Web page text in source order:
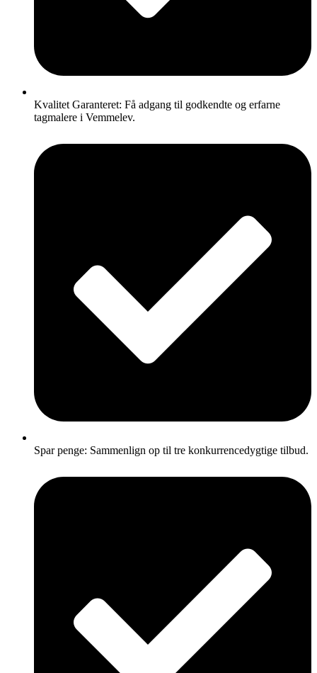
Kvalitet Garanteret: Få adgang til godkendte og erfarne
tagmalere i Vemmelev.
Spar penge: Sammenlign op til tre konkurrencedygtige tilbud.